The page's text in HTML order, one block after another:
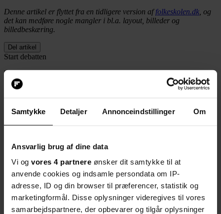
Samtykke Detaljer Annonceindstillinger Om
Ansvarlig brug af dine data
Vi og vores 4 partnere ønsker dit samtykke til at
anvende cookies og indsamle persondata om IP-
adresse, ID og din browser til præferencer, statistik og
marketingformål. Disse oplysninger videregives til vores
samarbejdspartnere, der opbevarer og tilgår oplysninger
Denne artikel er flyttet fra en tidligere version affolkeskolen.dk, og
det kan medføre nogle mangler i bl.a. layout, billeder og
billedbeskæring.
Del artikel
Start debatten
Bortset fra at
Niels Mørup Pedersen opmærksomhed og opbakning for sit indlæg
om faget latin i nummer syv.
Folkeskolen nr. 10 1997
Klik her for at indsende dit indlæg til folkeskolen.dk
gerne et portrætfoto, som kan bringes sammen med indlægget
Læs folkeskolen.dk's debatregler
Personligt har jeg altid haft store latinhold, fordi eleverne med glæde
og overraskelse indså fagets mange aspekter.